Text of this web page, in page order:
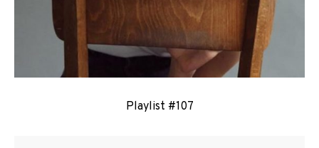
Playlist #107